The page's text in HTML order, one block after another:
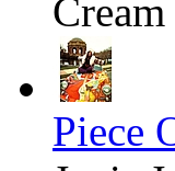
Cream
Piece